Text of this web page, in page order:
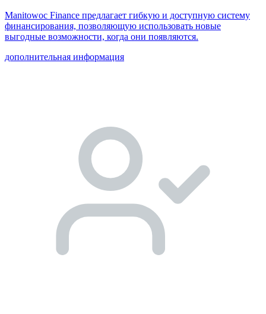
Manitowoc Finance предлагает гибкую и доступную систему
финансирования, позволяющую использовать новые
выгодные возможности, когда они появляются.
дополнительная информация